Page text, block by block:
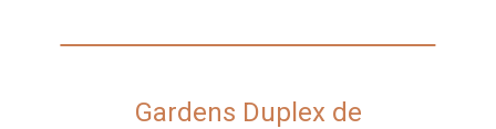
Gardens Duplex de